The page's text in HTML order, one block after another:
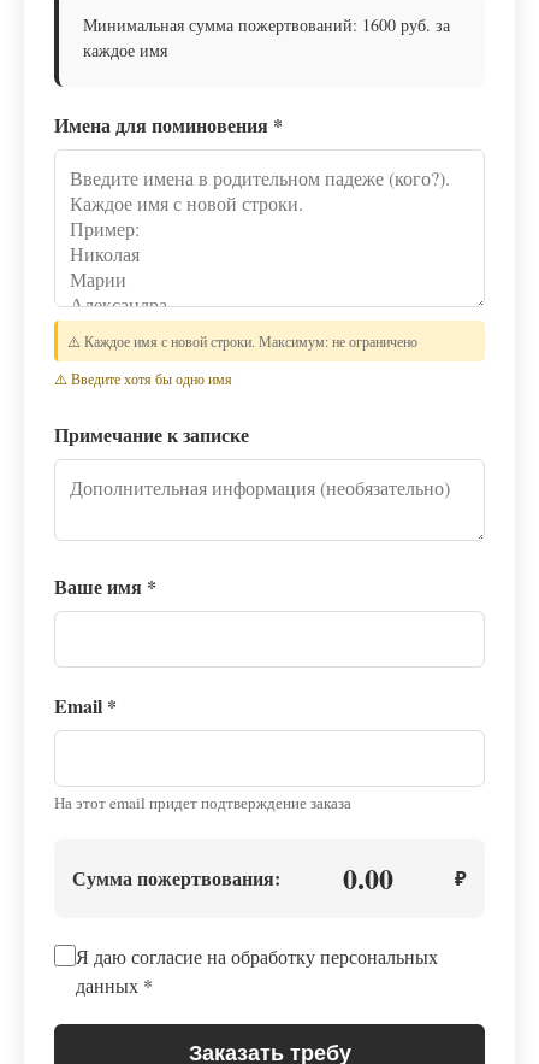
Минимальная сумма пожертвований: 1600 руб. за
каждое имя
Имена для поминовения *
⚠️ Каждое имя с новой строки. Максимум: не ограничено
⚠️ Введите хотя бы одно имя
Примечание к записке
Ваше имя *
Email *
На этот email придет подтверждение заказа
Сумма пожертвования: 0.00 ₽
Я даю согласие на обработку персональных
данных *
Заказать требу